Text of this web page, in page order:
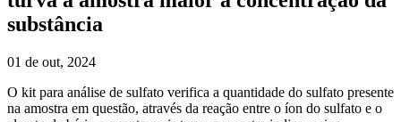
substância
01 de out, 2024
O kit para análise de sulfato verifica a quantidade do sulfato presente
na amostra em questão, através da reação entre o íon do sulfato e o